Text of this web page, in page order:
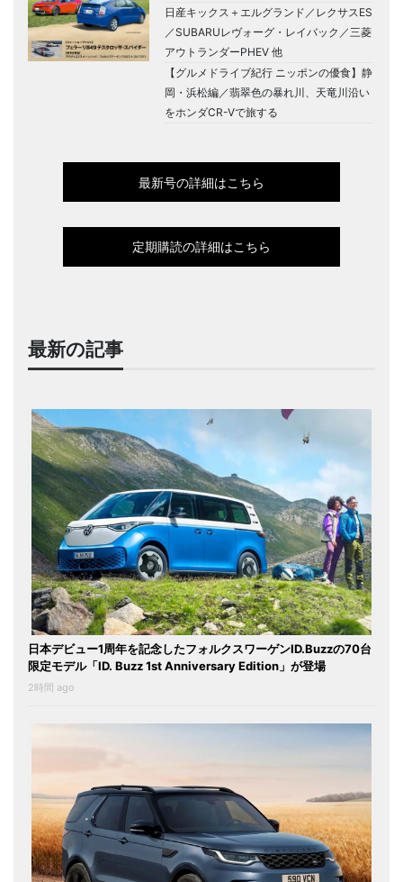
日産キックス＋エルグランド／レクサスES
／SUBARUレヴォーグ・レイバック／三菱
アウトランダーPHEV 他
【グルメドライブ紀行 ニッポンの優食】静
岡・浜松編／翡翠色の暴れ川、天竜川沿い
をホンダCR-Vで旅する
最新号の詳細はこちら
定期購読の詳細はこちら
最新の記事
日本デビュー1周年を記念したフォルクスワーゲンID.Buzzの70台
限定モデル「ID. Buzz 1st Anniversary Edition」が登場
2時間 ago